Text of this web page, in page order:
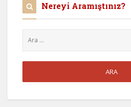
Nereyi Aramıştınız?